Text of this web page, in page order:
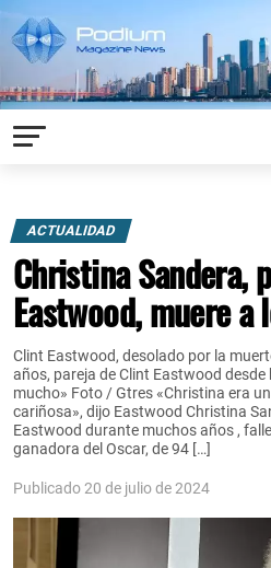
ACTUALIDAD
Christina Sandera,
Eastwood, muere a
Clint Eastwood, desolado por la
años, pareja de Clint Eastwood
mucho» Foto / Gtres «Christina era
cariñosa», dijo Eastwood Christina
Eastwood durante muchos años ,
ganadora del Oscar, de 94 […]
Publicado 20 de julio de 2024